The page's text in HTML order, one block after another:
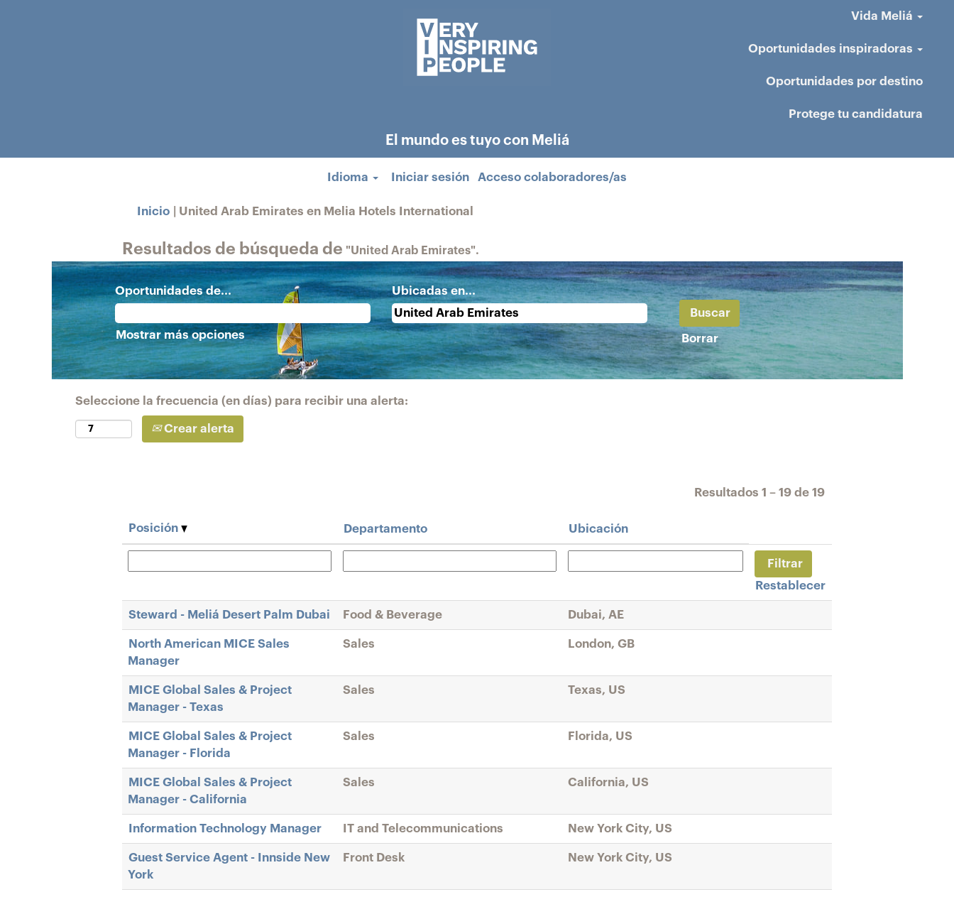
Vida Meliá
Oportunidades inspiradoras
Oportunidades por destino
Protege tu candidatura
El mundo es tuyo con Meliá
Idioma Iniciar sesión Acceso colaboradores/as
Inicio United Arab Emirates en Melia Hotels International
Resultados de búsqueda de "United Arab Emirates".
Oportunidades de... Ubicadas en...
Mostrar más opciones Borrar
Seleccione la frecuencia (en días) para recibir una alerta:
Crear alerta
Resultados 1 – 19 de 19
Posición Departamento Ubicación
Restablecer
Steward - Meliá Desert Palm Dubai Food & Beverage Dubai, AE
North American MICE Sales
Manager
Sales London, GB
MICE Global Sales & Project
Manager - Texas
Sales Texas, US
MICE Global Sales & Project
Manager - Florida
Sales Florida, US
MICE Global Sales & Project
Manager - California
Sales California, US
Information Technology Manager IT and Telecommunications New York City, US
Guest Service Agent - Innside New
York
Front Desk New York City, US